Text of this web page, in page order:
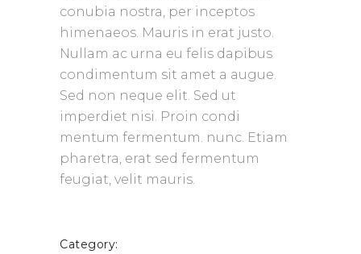
conubia nostra, per inceptos
himenaeos. Mauris in erat justo.
Nullam ac urna eu felis dapibus
condimentum sit amet a augue.
Sed non neque elit. Sed ut
imperdiet nisi. Proin condi
mentum fermentum. nunc. Etiam
pharetra, erat sed fermentum
feugiat, velit mauris.
Category: